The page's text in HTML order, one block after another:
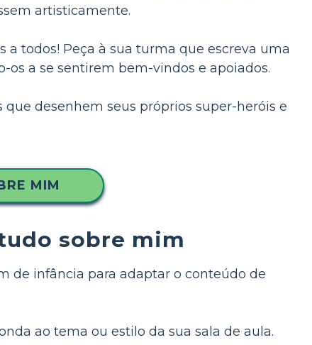
artisticamente.
a todos! Peça à sua turma que escreva uma
a se sentirem bem-vindos e apoiados.
desenhem seus próprios super-heróis e
MIM
sobre mim
de infância para adaptar o conteúdo de
ao tema ou estilo da sua sala de aula.